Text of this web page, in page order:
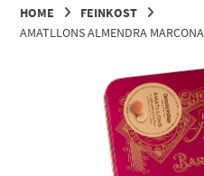
HOME
FEINKOST
AMATLLONS ALMENDRA